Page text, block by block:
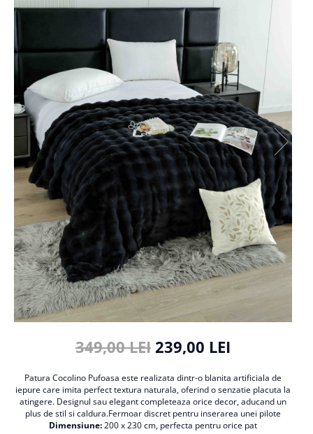
Cearceaf cu elastic
Cearceaf normal
Lenjerii De Pat Creponate
Lenjerii De Pat Bumbac Poplin 2
Persoane
Lenjerii De Pat Bumbac Poplin,
Matlasate, 2 Persoane
Lenjerii De Pat Bumbac Satinat 2
Persoane
Lenjerii De Pat Volanase
Lenjerii De Pat, Finet Premium 3D,
2 Persoane
Lenjerii De Pat Jacquard
Lenjerii De Pat Catifea
Lenjerii De Pat Cocolino
Set Lenjerie De Pat Blana
Artificiala De Iepure, 6 Piese, 2
Persoane
Piese, Cu Pilota Inclusa
Set Lenjerie De Pat, 7 Piese, Cu
Pilota / Cuvertura Inclusa
Set Lenjerie De Pat Jacquard Regal,
349,00 LEI 239,00 LEI
Patura Cocolino Pufoasa este realizata dintr-o blanita artificiala de
iepure care imita perfect textura naturala, oferind o senzatie placuta la
atingere. Designul sau elegant completeaza orice decor, aducand un
plus de stil si caldura.Fermoar discret pentru inserarea unei pilote
Dimensiune:200 x 230 cm, perfecta pentru orice pat